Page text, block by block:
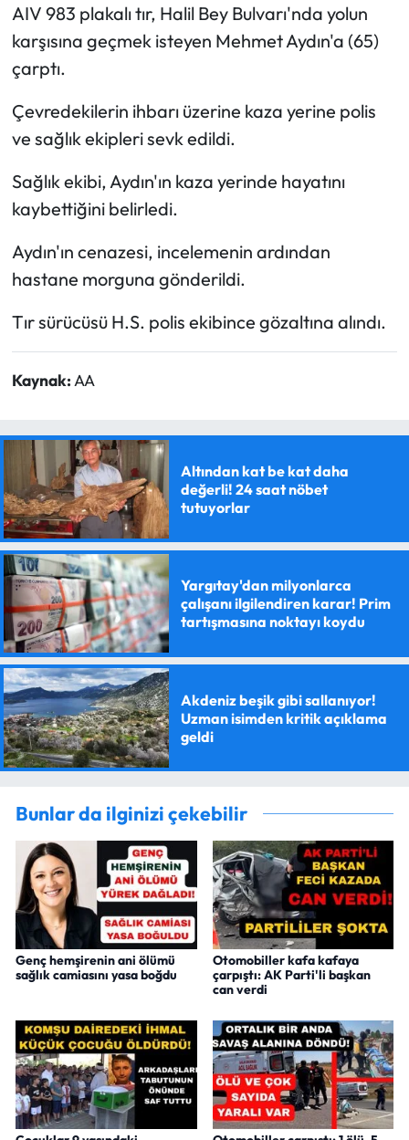
AIV 983 plakalı tır, Halil Bey Bulvarı'nda yolun
karşısına geçmek isteyen Mehmet Aydın'a (65)
çarptı.
Çevredekilerin ihbarı üzerine kaza yerine polis
ve sağlık ekipleri sevk edildi.
Sağlık ekibi, Aydın'ın kaza yerinde hayatını
kaybettiğini belirledi.
Aydın'ın cenazesi, incelemenin ardından
hastane morguna gönderildi.
Tır sürücüsü H.S. polis ekibince gözaltına alındı.
Kaynak: AA
Altından kat be kat daha
değerli! 24 saat nöbet
tutuyorlar
Yargıtay'dan milyonlarca
çalışanı ilgilendiren karar! Prim
tartışmasına noktayı koydu
Akdeniz beşik gibi sallanıyor!
Uzman isimden kritik açıklama
geldi
Bunlar da ilginizi çekebilir
Genç hemşirenin ani ölümü
sağlık camiasını yasa boğdu
Otomobiller kafa kafaya
çarpıştı: AK Parti'li başkan
can verdi